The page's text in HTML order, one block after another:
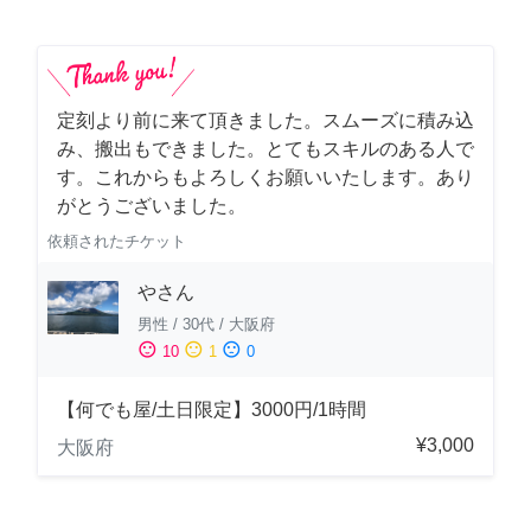
定刻より前に来て頂きました。スムーズに積み込
み、搬出もできました。とてもスキルのある人で
す。これからもよろしくお願いいたします。あり
がとうございました。
依頼されたチケット
やさん
男性 / 30代 / 大阪府
sentiment_satisfied 10 sentiment_neutral 1 sentiment_dissatisfied 0
【何でも屋/土日限定】3000円/1時間
大阪府
¥3,000